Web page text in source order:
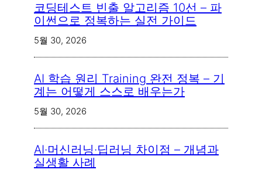
코딩테스트 빈출 알고리즘 10선 – 파
이썬으로 정복하는 실전 가이드
5월 30, 2026
AI 학습 원리 Training 완전 정복 – 기
계는 어떻게 스스로 배우는가
5월 30, 2026
AI·머신러닝·딥러닝 차이점 – 개념과
실생활 사례